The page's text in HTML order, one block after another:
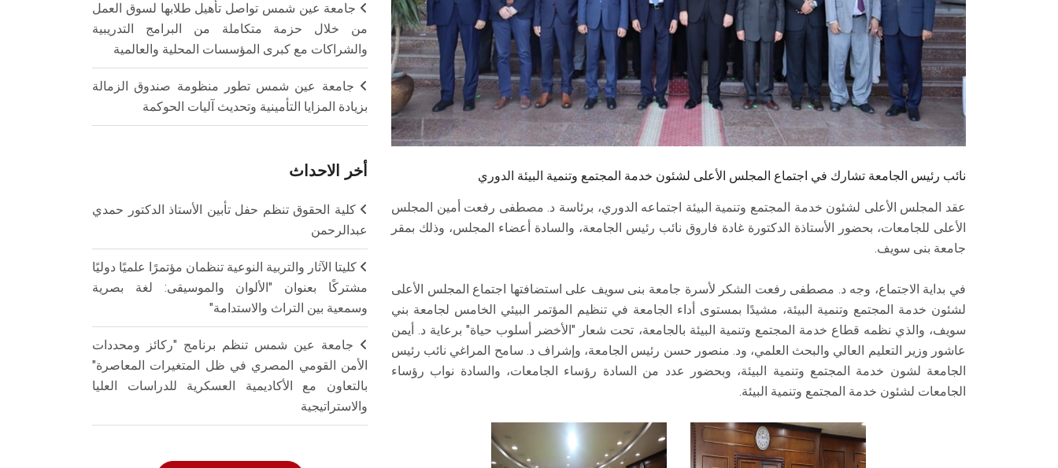
نائب رئيس الجامعة تشارك في اجتماع المجلس الأعلى لشئون خدمة المجتمع وتنمية البيئة الدوري
عقد المجلس الأعلى لشئون خدمة المجتمع وتنمية البيئة اجتماعه الدوري، برئاسة د. مصطفى رفعت أمين المجلس
الأعلى للجامعات، بحضور الأستاذة الدكتورة غادة فاروق نائب رئيس الجامعة، والسادة أعضاء المجلس، وذلك بمقر
جامعة بنى سويف.
في بداية الاجتماع، وجه د. مصطفى رفعت الشكر لأسرة جامعة بنى سويف على استضافتها اجتماع المجلس الأعلى
لشئون خدمة المجتمع وتنمية البيئة، مشيدًا بمستوى أداء الجامعة في تنظيم المؤتمر البيئي الخامس لجامعة بني
سويف، والذي نظمه قطاع خدمة المجتمع وتنمية البيئة بالجامعة، تحت شعار "الأخضر أسلوب حياة" برعاية د. أيمن
عاشور وزير التعليم العالي والبحث العلمي، ود. منصور حسن رئيس الجامعة، وإشراف د. سامح المراغي نائب رئيس
الجامعة لشون خدمة المجتمع وتنمية البيئة، وبحضور عدد من السادة رؤساء الجامعات، والسادة نواب رؤساء
الجامعات لشئون خدمة المجتمع وتنمية البيئة.
جامعة عين شمس تواصل تأهيل طلابها لسوق العمل
من خلال حزمة متكاملة من البرامج التدريبية
والشراكات مع كبرى المؤسسات المحلية والعالمية
جامعة عين شمس تطور منظومة صندوق الزمالة
بزيادة المزايا التأمينية وتحديث آليات الحوكمة
أخر الاحداث
كلية الحقوق تنظم حفل تأبين الأستاذ الدكتور حمدي
عبدالرحمن
كليتا الآثار والتربية النوعية تنظمان مؤتمرًا علميًا دوليًا
مشتركًا بعنوان "الألوان والموسيقى: لغة بصرية
وسمعية بين التراث والاستدامة"
جامعة عين شمس تنظم برنامج "ركائز ومحددات
الأمن القومي المصري في ظل المتغيرات المعاصرة"
بالتعاون مع الأكاديمية العسكرية للدراسات العليا
والاستراتيجية